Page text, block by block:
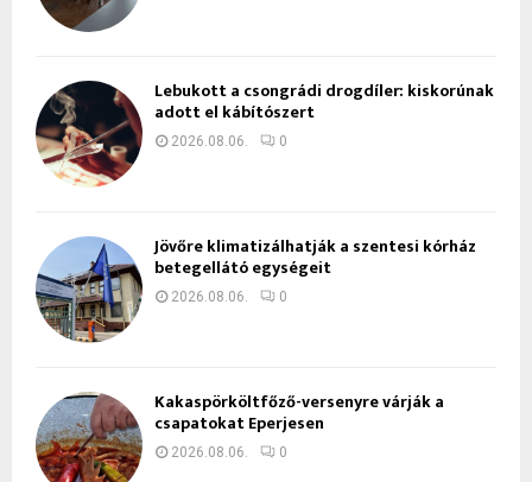
Lebukott a csongrádi drogdíler: kiskorúnak
adott el kábítószert
2026.08.06. 0
Jövőre klimatizálhatják a szentesi kórház
betegellátó egységeit
2026.08.06. 0
Kakaspörköltfőző-versenyre várják a
csapatokat Eperjesen
2026.08.06. 0